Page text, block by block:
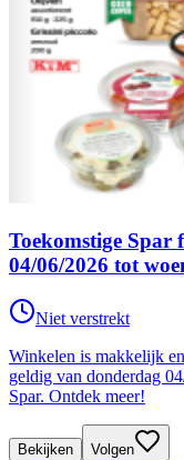
Toekomstige Spar
04/06/2026 tot
Niet verstrekt
Winkelen is makkelijk
geldig van donderdag
Spar. Ontdek meer!
Bekijken Volgen